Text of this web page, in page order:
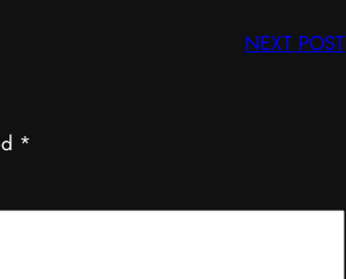
NEXT POST
*